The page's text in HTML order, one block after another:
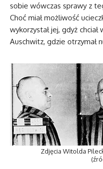
sobie wówczas sprawy z
Choć miał możliwość
wykorzystał jej, gdyż chciał
Auschwitz, gdzie otrzymał
Zdjęcia Witolda